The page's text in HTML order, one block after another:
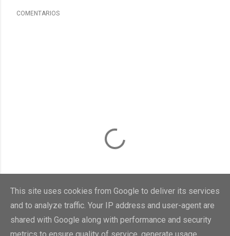
COMENTARIOS
This site uses cookies from Google to deliver its services
and to analyze traffic. Your IP address and user-agent are
shared with Google along with performance and security